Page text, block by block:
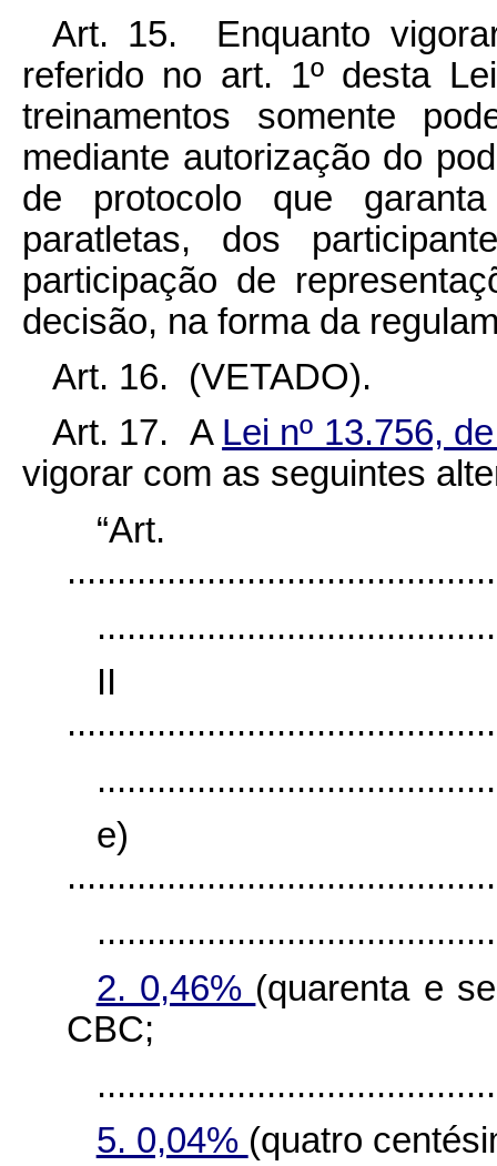
Art. 15. Enquanto
referido no art. 1º desta
treinamentos somente
mediante autorização do
de protocolo que
paratletas, dos
participação de
decisão, na forma da
Art. 16. (VETADO).
Art. 17. A Lei nº 13.756,
vigorar com as seguintes
II
e)
2. 0,46% (quarenta e
CBC;
5. 0,04% (quatro